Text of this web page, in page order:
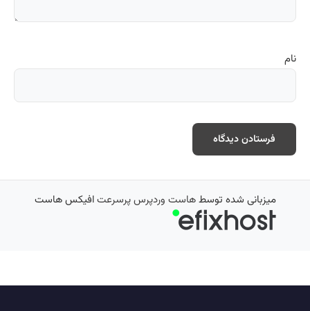
نام
میزبانی شده توسطهاست وردپرس پرسرعتافیکس هاست